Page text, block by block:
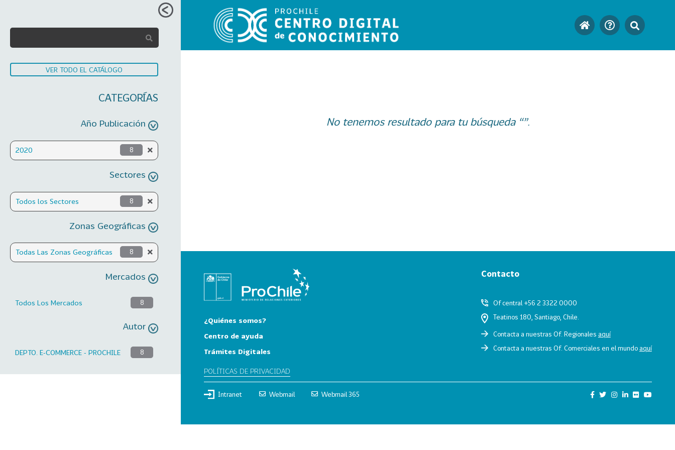
VER TODO EL CATÁLOGO
CATEGORÍAS
Año Publicación
2020 8
Sectores
Todos los Sectores 8
Zonas Geográficas
Todas Las Zonas Geográficas 8
Mercados
Todos Los Mercados 8
Autor
DEPTO. E-COMMERCE - PROCHILE 8
No tenemos resultado para tu búsqueda “”.
¿Quiénes somos?
Centro de ayuda
Trámites Digitales
POLÍTICAS DE PRIVACIDAD
Contacto
Of central +56 2 3322 0000
Teatinos 180, Santiago, Chile.
Contacta a nuestras Of. Regionales aquí
Contacta a nuestras Of. Comerciales en el mundoaquí
Intranet Webmail Webmail 365